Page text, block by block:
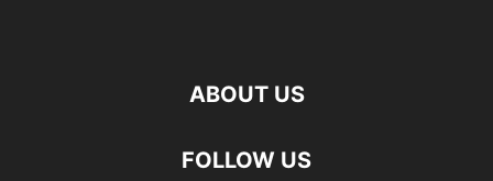
ABOUT US
FOLLOW US